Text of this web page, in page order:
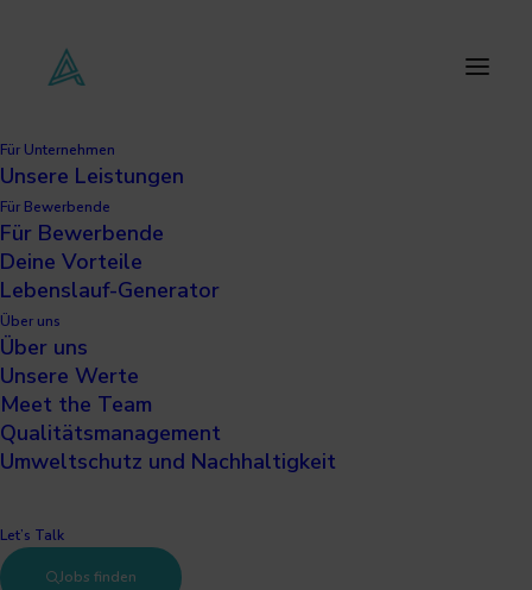
Für Unternehmen
Unsere Leistungen
Für Bewerbende
Für Bewerbende
Deine Vorteile
Lebenslauf-Generator
Über uns
Über uns
Unsere Werte
Meet the Team
Qualitätsmanagement
Umweltschutz und Nachhaltigkeit
Let’s Talk
Jobs finden